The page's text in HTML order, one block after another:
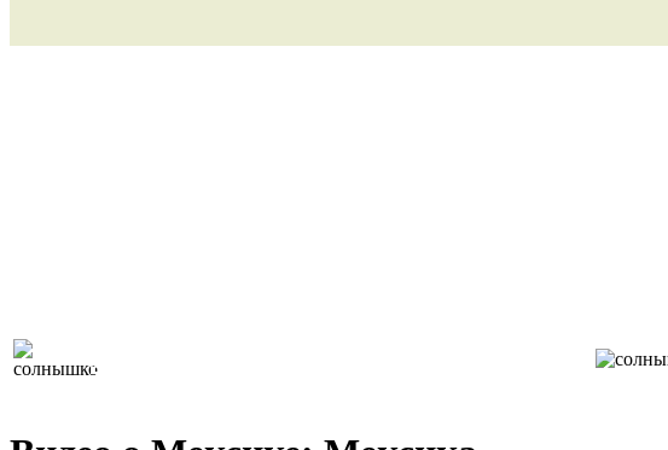
Лоукост (выгодные) туры